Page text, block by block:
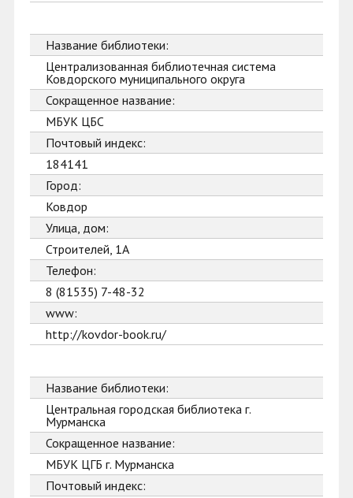
Название библиотеки:
Централизованная библиотечная система
Ковдорского муниципального округа
Сокращенное название:
МБУК ЦБС
Почтовый индекс:
184141
Город:
Ковдор
Улица, дом:
Строителей, 1А
Телефон:
8 (81535) 7-48-32
www:
http://kovdor-book.ru/
Название библиотеки:
Центральная городская библиотека г.
Мурманска
Сокращенное название:
МБУК ЦГБ г. Мурманска
Почтовый индекс: